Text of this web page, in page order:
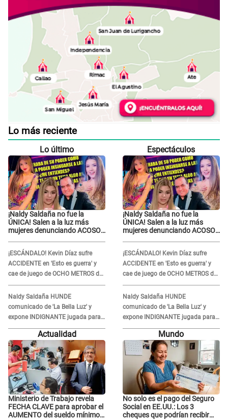
Lo más reciente
Lo último
¡Naldy Saldaña no fue la
ÚNICA! Salen a la luz más
mujeres denunciando ACOSO
¡ESCÁNDALO! Kevin Díaz sufre
ACCIDENTE en 'Esto es guerra' y
cae de juego de OCHO METROS de
altura: "La colchoneta se rompe..."
Naldy Saldaña HUNDE
comunicado de 'La Bella Luz' y
expone INDIGNANTE jugada para
DEFENDER a director: "Que he
tenido algo..."
Espectáculos
¡Naldy Saldaña no fue la
ÚNICA! Salen a la luz más
mujeres denunciando ACOSO
¡ESCÁNDALO! Kevin Díaz sufre
ACCIDENTE en 'Esto es guerra' y
cae de juego de OCHO METROS de
altura: "La colchoneta se rompe..."
Naldy Saldaña HUNDE
comunicado de 'La Bella Luz' y
expone INDIGNANTE jugada para
DEFENDER a director: "Que he
tenido algo..."
Actualidad
Ministerio de Trabajo revela
FECHA CLAVE para aprobar el
AUMENTO del sueldo mínimo:
Mundo
No solo es el pago del Seguro
Social en EE.UU.: Los 3
cheques que podrían recibir